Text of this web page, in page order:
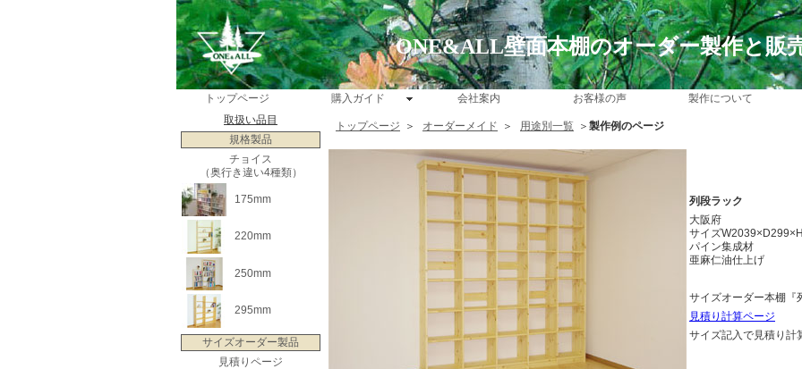
ONE&ALL壁面本棚のオーダー製作と販
トップページ 購入ガイド 会社案内 お客様の声 製作について
取扱い品目
規格製品
チョイス
（奥行き違い4種類）
175mm
220mm
250mm
295mm
サイズオーダー製品
見積りページ
トップページ ＞ オーダーメイド ＞ 用途別一覧 ＞ 製作例のページ
列段ラック
大阪府
サイズ
パイン集成材
亜麻仁油仕上げ
サイズオーダー本棚『
見積り計算ページ
サイズ記入で見積り計